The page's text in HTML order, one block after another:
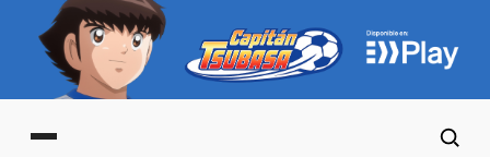
Main menu